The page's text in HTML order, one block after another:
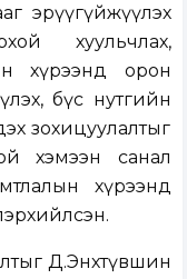
эрүүгүйжүүлэх
хуульчлах,
хүрээнд орон
бүс нутгийн
дэх зохицуулалтыг
хэмээн санал
хүрээнд
Д.Энхтүвшин